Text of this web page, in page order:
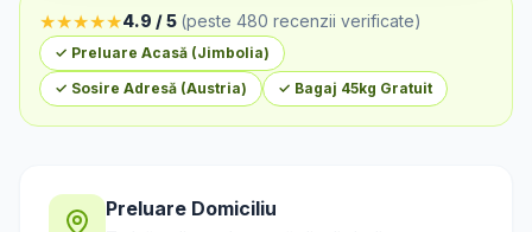
★★★★★4.9 / 5 (peste 480 recenzii verificate)
✓ Preluare Acasă (Jimbolia)
✓ Sosire Adresă (Austria) ✓ Bagaj 45kg Gratuit
Preluare Domiciliu